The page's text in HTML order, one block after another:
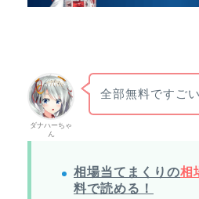
ダナハーちゃ
ん
全部無料ですごい
相場当てまくりの相
料で読める！